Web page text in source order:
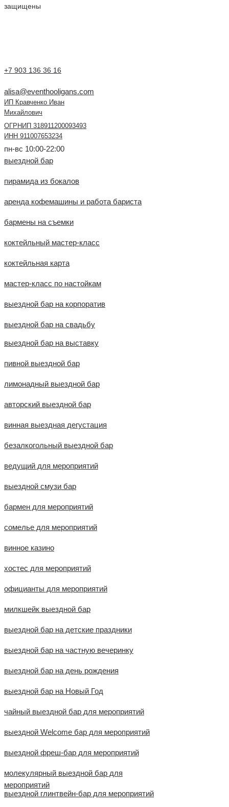
защищены
+7 903 136 36 16
alisa@eventhooligans.com
ИП Кравченко Иван
Михайлович
ОГРНИП 318911200093493
ИНН 911007653234
пн-вс 10:00-22:00
выездной бар
пирамида из бокалов
аренда кофемашины и работа бариста
бармены на съемки
коктейльный мастер-класс
коктейльная карта
мастер-класс по настойкам
выездной бар на корпоратив
выездной бар на свадьбу
выездной бар на выставку
пивной выездной бар
лимонадный выездной бар
авторский выездной бар
винная выездная дегустация
безалкогольный выездной бар
ведущий для мероприятий
выездной смузи бар
бармен для мероприятий
сомелье для мероприятий
винное казино
хостес для мероприятий
официанты для мероприятий
милкшейк выездной бар
выездной бар на детские праздники
выездной бар на частную вечеринку
выездной бар на день рождения
выездной бар на Новый Год
чайный выездной бар для мероприятий
выездной Welcome бар для мероприятий
выездной фреш-бар для мероприятий
молекулярный выездной бар для
мероприятий
выездной глинтвейн-бар для мероприятий